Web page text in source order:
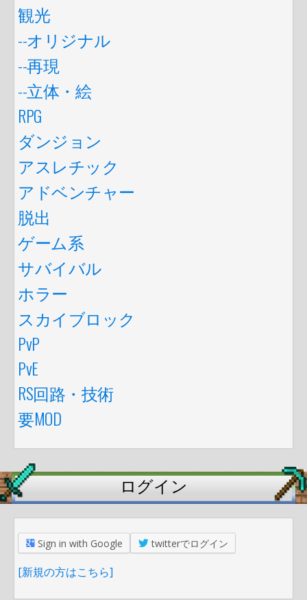
観光
--オリジナル
--再現
--立体・絵
RPG
ダンジョン
アスレチック
アドベンチャー
脱出
ゲーム系
サバイバル
ホラー
スカイブロック
PvP
PvE
RS回路・技術
要MOD
ログイン
Sign in with Google twitterでログイン
[新規の方はこちら]